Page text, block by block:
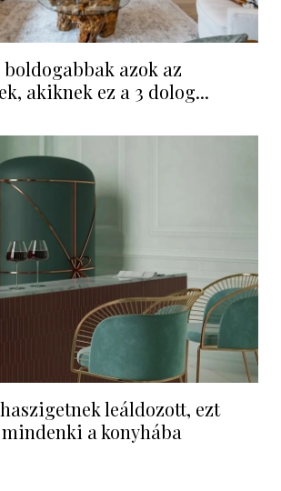
boldogabbak azok az
akiknek ez a 3 dolog...
leáldozott, ezt
a konyhába